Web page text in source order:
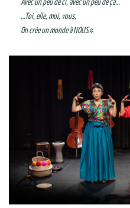
Avec un peu de ci, avec un peu de ça…
…Toi, elle, moi, vous,
On crée un monde à NOUS.«